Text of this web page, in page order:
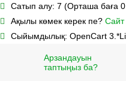
Сатып алу: 7 (Орташа баға
Ақылы көмек керек пе? Сайт
Сыйымдылық: OpenCart 3.*
Арзандауын
таптыңыз ба?